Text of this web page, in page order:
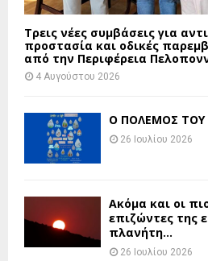
Τρεις νέες συμβάσεις για
προστασία και οδικές
από την Περιφέρεια
4 Αυγούστου 2026
Ο ΠΟΛΕΜΟΣ ΤΟΥ
26 Ιουλίου 2026
Ακόμα και οι
επιζώντες της
πλανήτη...
26 Ιουλίου 2026